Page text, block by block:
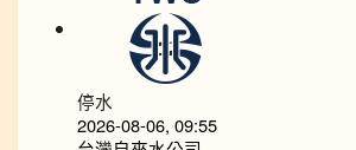
停水
2026-08-06, 09:55